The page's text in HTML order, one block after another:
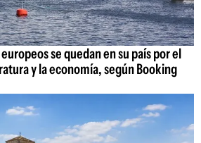
se quedan en su país por el
y la economía, según Booking